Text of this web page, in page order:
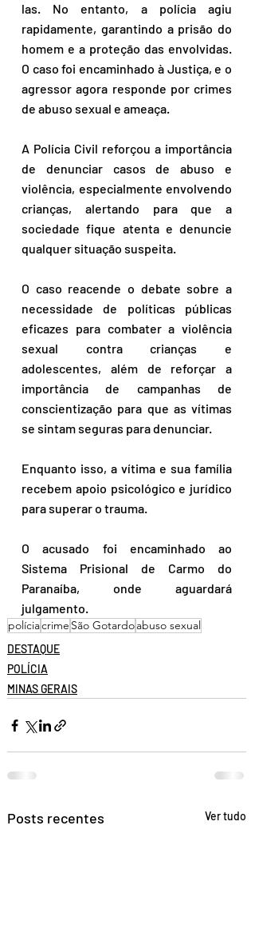
las. No entanto, a polícia agiu
rapidamente, garantindo a prisão do
homem e a proteção das envolvidas.
O caso foi encaminhado à Justiça, e o
agressor agora responde por crimes
de abuso sexual e ameaça.
A Polícia Civil reforçou a importância
de denunciar casos de abuso e
violência, especialmente envolvendo
crianças, alertando para que a
sociedade fique atenta e denuncie
qualquer situação suspeita.
O caso reacende o debate sobre a
necessidade de políticas públicas
eficazes para combater a violência
sexual contra crianças e
adolescentes, além de reforçar a
importância de campanhas de
conscientização para que as vítimas
se sintam seguras para denunciar.
Enquanto isso, a vítima e sua família
recebem apoio psicológico e jurídico
para superar o trauma.
O acusado foi encaminhado ao
Sistema Prisional de Carmo do
Paranaíba, onde aguardará
julgamento.
políciacrime São Gotardoabuso sexual
DESTAQUE
POLÍCIA
MINAS GERAIS
Posts recentes Ver tudo